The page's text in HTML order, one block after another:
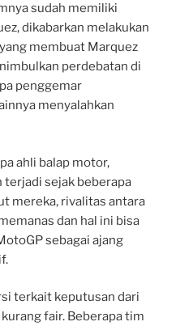
sudah memiliki
dikabarkan melakukan
membuat Marquez
perdebatan di
penggemar
menyalahkan
ahli balap motor,
terjadi sejak beberapa
mereka, rivalitas antara
dan hal ini bisa
sebagai ajang
terkait keputusan dari
fair. Beberapa tim